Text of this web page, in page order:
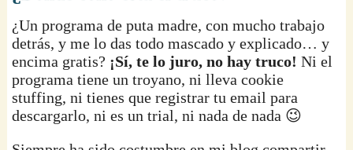
¿Un programa de puta madre, con mucho trabajo
detrás, y me lo das todo mascado y explicado… y
encima gratis? ¡Sí, te lo juro, no hay truco! Ni el
programa tiene un troyano, ni lleva cookie
stuffing, ni tienes que registrar tu email para
descargarlo, ni es un trial, ni nada de nada 😉